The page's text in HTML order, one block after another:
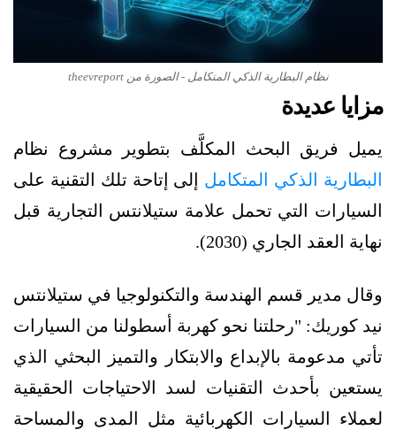
نظام البطارية الذكي المتكامل - الصورة من theevreport
مزايا عديدة
يميل فريق البحث المكلَّف بتطوير مشروع نظام
البطارية الذكي المتكامل إلى إتاحة تلك التقنية على
السيارات التي تحمل علامة ستيلانتس التجارية قبل
نهاية العقد الجاري (2030).
وقال مدير قسم الهندسة والتكنولوجيا في ستيلانتس
نيد كوريك: "رحلتنا نحو كهربة أسطولنا من السيارات
تأتي مدعومة بالإبداع والابتكار والتميز البحثي الذي
يستعين بأحدث التقنيات لسد الاحتياجات الحقيقية
لعملاء السيارات الكهربائية مثل المدى والمساحة